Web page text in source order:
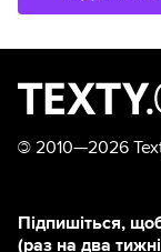
© 2010—2026
Підпишіться,
(раз на два